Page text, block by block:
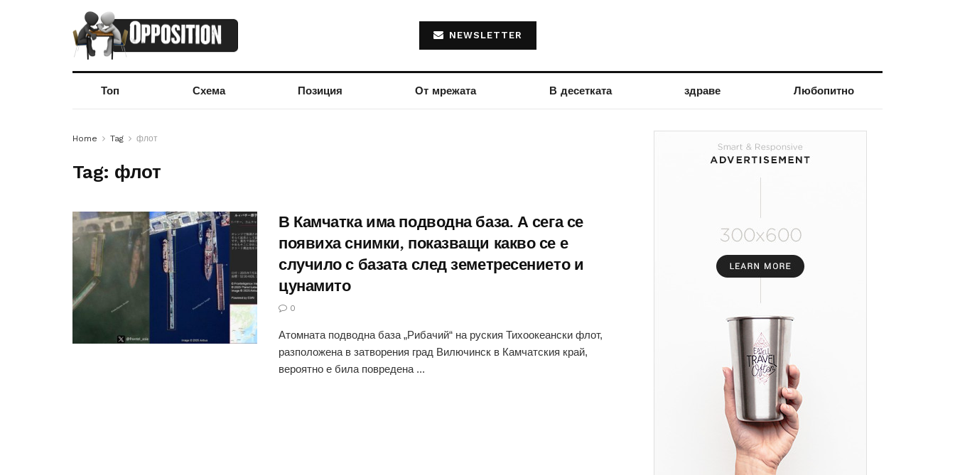
NEWSLETTER
Топ Схема Позиция От мрежата В десетката здраве Любопитно
Home Tag флот
Tag: флот
В Камчатка има подводна база. А сега се
появиха снимки, показващи какво се е
случило с базата след земетресението и
цунамито
0
Атомната подводна база „Рибачий“ на руския Тихоокеански флот,
разположена в затворения град Вилючинск в Камчатския край,
вероятно е била повредена ...